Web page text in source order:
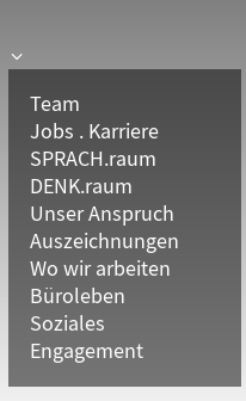
Team
Jobs . Karriere
SPRACH.raum
DENK.raum
Unser Anspruch
Auszeichnungen
Wo wir arbeiten
Büroleben
Soziales
Engagement